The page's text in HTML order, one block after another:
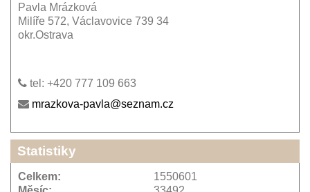
Pavla Mrázková
Milíře 572, Václavovice 739 34
okr.Ostrava
tel: +420 777 109 663
mrazkova-pavla@seznam.cz
Statistiky
Celkem:
1550601